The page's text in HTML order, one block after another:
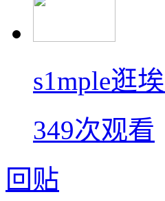
s1mple逛
349次观看
回贴